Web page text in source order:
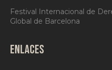
Festival Internacional de
Global de Barcelona
ENLACES